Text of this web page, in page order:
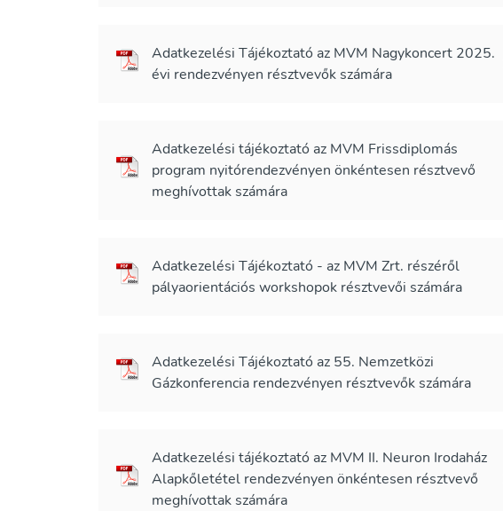
Adatkezelési Tájékoztató az MVM Nagykoncert 2025.
évi rendezvényen résztvevők számára
Adatkezelési tájékoztató az MVM Frissdiplomás
program nyitórendezvényen önkéntesen résztvevő
meghívottak számára
Adatkezelési Tájékoztató - az MVM Zrt. részéről
pályaorientációs workshopok résztvevői számára
Adatkezelési Tájékoztató az 55. Nemzetközi
Gázkonferencia rendezvényen résztvevők számára
Adatkezelési tájékoztató az MVM II. Neuron Irodaház
Alapkőletétel rendezvényen önkéntesen résztvevő
meghívottak számára